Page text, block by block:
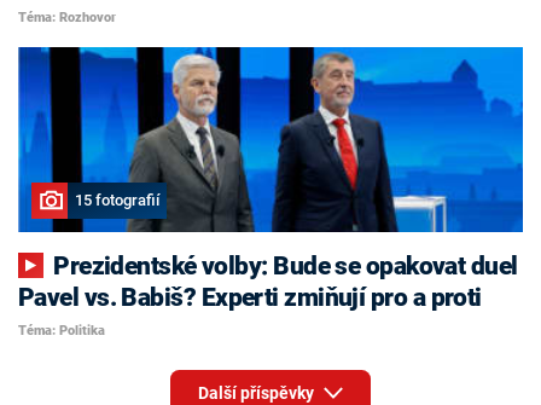
Téma: Rozhovor
15 fotografií
Pavel vs. Babiš? Experti zmiňují pro a proti
Téma: Politika
Další příspěvky